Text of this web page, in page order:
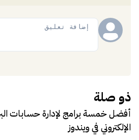
ذو صلة
أفضل خمسة برامج لإدارة حسابات
الإلكتروني في ويندوز